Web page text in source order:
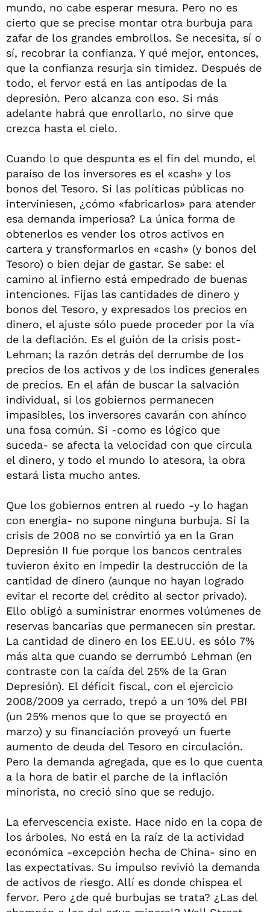
mundo, no cabe esperar mesura. Pero no es
cierto que se precise montar otra burbuja para
zafar de los grandes embrollos. Se necesita, sí o
sí, recobrar la confianza. Y qué mejor, entonces,
que la confianza resurja sin timidez. Después de
todo, el fervor está en las antípodas de la
depresión. Pero alcanza con eso. Si más
adelante habrá que enrollarlo, no sirve que
crezca hasta el cielo.
Cuando lo que despunta es el fin del mundo, el
paraíso de los inversores es el «cash» y los
bonos del Tesoro. Si las políticas públicas no
interviniesen, ¿cómo «fabricarlos» para atender
esa demanda imperiosa? La única forma de
obtenerlos es vender los otros activos en
cartera y transformarlos en «cash» (y bonos del
Tesoro) o bien dejar de gastar. Se sabe: el
camino al infierno está empedrado de buenas
intenciones. Fijas las cantidades de dinero y
bonos del Tesoro, y expresados los precios en
dinero, el ajuste sólo puede proceder por la vía
de la deflación. Es el guión de la crisis post-
Lehman; la razón detrás del derrumbe de los
precios de los activos y de los índices generales
de precios. En el afán de buscar la salvación
individual, si los gobiernos permanecen
impasibles, los inversores cavarán con ahínco
una fosa común. Si -como es lógico que
suceda- se afecta la velocidad con que circula
el dinero, y todo el mundo lo atesora, la obra
estará lista mucho antes.
Que los gobiernos entren al ruedo -y lo hagan
con energía- no supone ninguna burbuja. Si la
crisis de 2008 no se convirtió ya en la Gran
Depresión II fue porque los bancos centrales
tuvieron éxito en impedir la destrucción de la
cantidad de dinero (aunque no hayan logrado
evitar el recorte del crédito al sector privado).
Ello obligó a suministrar enormes volúmenes de
reservas bancarias que permanecen sin prestar.
La cantidad de dinero en los EE.UU. es sólo 7%
más alta que cuando se derrumbó Lehman (en
contraste con la caída del 25% de la Gran
Depresión). El déficit fiscal, con el ejercicio
2008/2009 ya cerrado, trepó a un 10% del PBI
(un 25% menos que lo que se proyectó en
marzo) y su financiación proveyó un fuerte
aumento de deuda del Tesoro en circulación.
Pero la demanda agregada, que es lo que cuenta
a la hora de batir el parche de la inflación
minorista, no creció sino que se redujo.
La efervescencia existe. Hace nido en la copa de
los árboles. No está en la raíz de la actividad
económica -excepción hecha de China- sino en
las expectativas. Su impulso revivió la demanda
de activos de riesgo. Allí es donde chispea el
fervor. Pero ¿de qué burbujas se trata? ¿Las del